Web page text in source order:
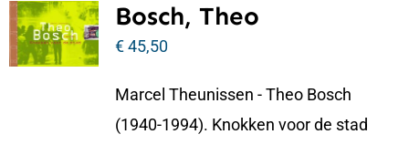
Bosch, Theo
€45,50
Marcel Theunissen - Theo Bosch
(1940-1994). Knokken voor de stad